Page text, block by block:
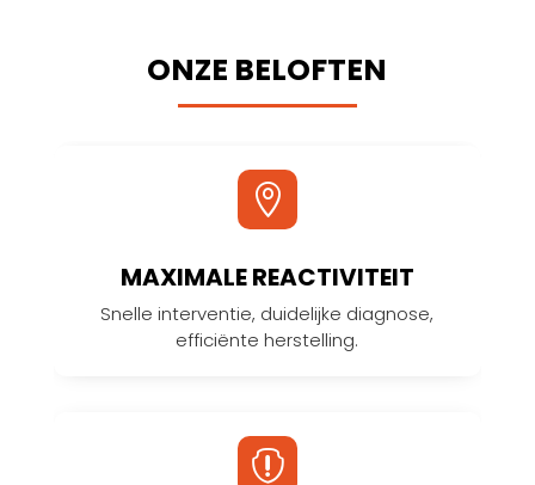
ONZE BELOFTEN

MAXIMALE REACTIVITEIT
Snelle interventie, duidelijke diagnose,
efficiënte herstelling.
